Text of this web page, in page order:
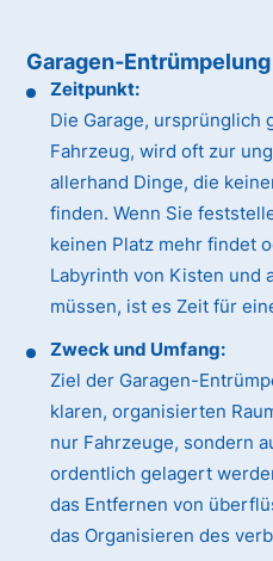
Garagen-
Zeitpunkt:
Die Garage, ursprünglich
Fahrzeug, wird oft zur
allerhand Dinge, die
finden. Wenn Sie
keinen Platz mehr findet
Labyrinth von Kisten und
müssen, ist es Zeit für
Zweck und Umfang:
Ziel der Garagen-
klaren, organisierten
nur Fahrzeuge, sondern
ordentlich gelagert
das Entfernen von
das Organisieren des